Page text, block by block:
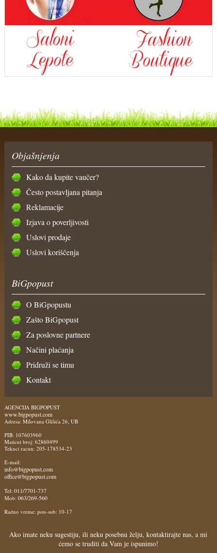
Objašnjenja
Kako da kupite vaučer?
Često postavljana pitanja
Reklamacije
Izjava o poverljivosti
Uslovi prodaje
Uslovi koriščenja
BiGpopust
O BiGpopustu
Zašto BiGpopust
Za poslovne partnere
Načini plaćanja
Pridruži se timu
Kontakt
AGENCIJA BIGPOPUST
www.bigpopust.com
Adresa: Milovana Glišića 26, UB
PIB: 107603960
Maticni broj: 62860499
Tekuci racun: 205-178534-23
E-mail:
info@bigpopust.com
office@bigpopust.com
Tel: 011/7701-737
Mob: 063/269-560
Radno vreme: pon-sub: 10-17
Ako imate neku sugestiju, ili neku posebnu želju, kontaktirajte nas, a mi
ćemo se truditi da Vam je ispunimo!